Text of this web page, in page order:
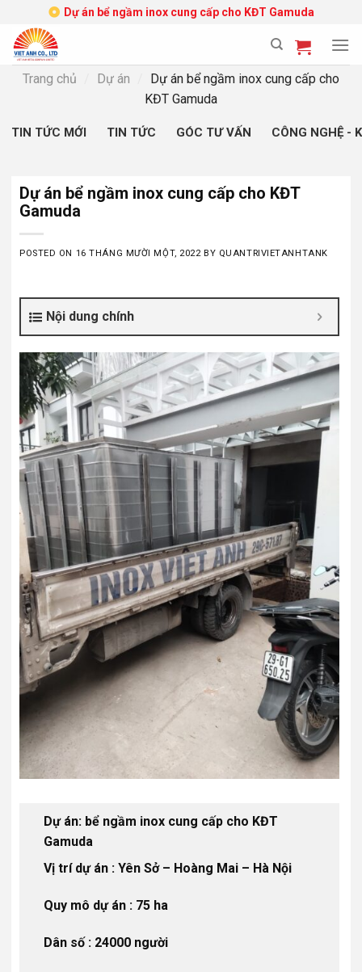
content
Dự án bể ngầm inox cung cấp cho KĐT Gamuda
Trang chủ Dự án
Dự án bể ngầm inox cung cấp cho
KĐT Gamuda
TIN TỨC MỚI TIN TỨC GÓC TƯ VẤN CÔNG NGHỆ -
Dự án bể ngầm inox cung cấp cho KĐT
Gamuda
POSTED ON 16 THÁNG MƯỜI MỘT, 2022 BY QUANTRIVIETANHTANK
Nội dung chính
Dự án: bể ngầm inox cung cấp cho KĐT
Gamuda
Vị trí dự án : Yên Sở – Hoàng Mai – Hà Nội
Quy mô dự án : 75 ha
Dân số : 24000 người